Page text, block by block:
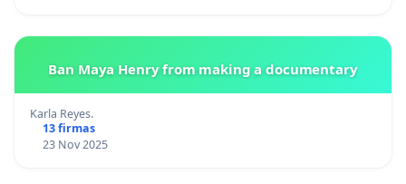
Ban Maya Henry from making a documentary
Karla Reyes.
13 firmas
23 Nov 2025